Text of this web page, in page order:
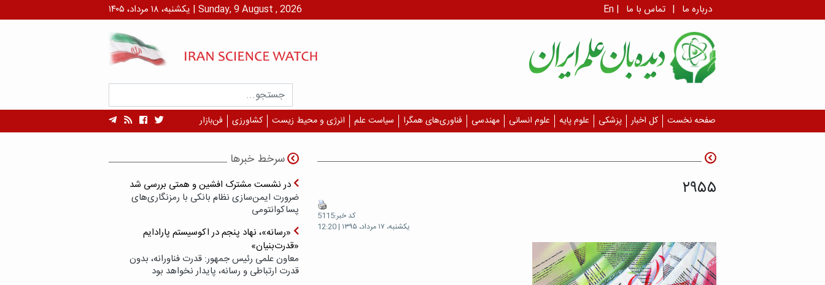
یکشنبه، ۱۸ مرداد، ۱۴۰۵ | Sunday, 9 August , 2026 En | درباره ما | تماس با ما
صفحه نخست کل اخبار پزشکی علوم پایه علوم انسانی مهندسی فناوری‌های همگرا سیاست علم انرژی و محیط زیست کشاورزی فن‌بازار
۲۹۵۵
کد خبر:5115
یکشنبه، ۱۷ مرداد، ۱۳۹۵ | 12:20
سرخط خبرها
در نشست مشترک افشین و همتی بررسی شد
ضرورت ایمن‌سازی نظام بانکی با رمزنگاری‌های
پسا‌کوانتومی
«رسانه»، نهاد پنجم در اکوسیستم پارادایم
«قدرت‌بنیان»
معاون علمی رئیس جمهور: قدرت فناورانه، بدون
قدرت ارتباطی و رسانه، پایدار نخواهد بود